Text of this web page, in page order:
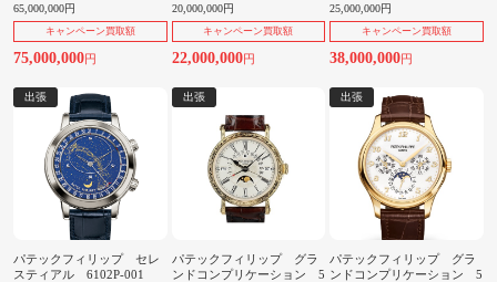
65,000,000円
キャンペーン買取額
75,000,000円
20,000,000円
キャンペーン買取額
22,000,000円
25,000,000円
キャンペーン買取額
38,000,000円
出張
パテックフィリップ セレ
スティアル 6102P-001
出張
パテックフィリップ グラ
ンドコンプリケーション 5
出張
パテックフィリップ グラ
ンドコンプリケーション 5